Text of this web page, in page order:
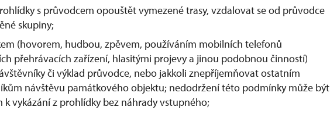
s průvodcem opouštět vymezené trasy, vzdalovat se od průvodce
skupiny;
(hovorem, hudbou, zpěvem, používáním mobilních telefonů
přehrávacích zařízení, hlasitými projevy a jinou podobnou činností)
či výklad průvodce, nebo jakkoli znepříjemňovat ostatním
návštěvu památkového objektu; nedodržení této podmínky může být
k vykázání z prohlídky bez náhrady vstupného;